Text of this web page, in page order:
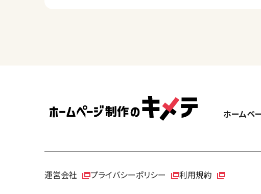
ホームペ
運営会社 プライバシーポリシー 利用規約